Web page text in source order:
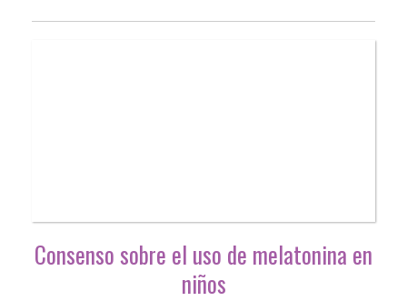
Consenso sobre el uso de melatonina en
niños